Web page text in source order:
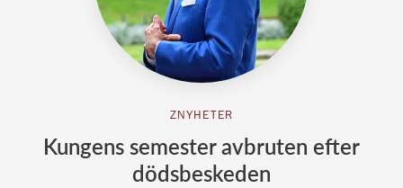
ZNYHETER
Kungens semester avbruten efter
dödsbeskeden